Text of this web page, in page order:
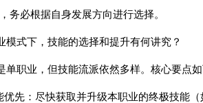
务必根据自身发展方向进行选择。
模式下，技能的选择和提升有何讲究？
单职业，但技能流派依然多样。核心要点如
优先：尽快获取并升级本职业的终极技能（